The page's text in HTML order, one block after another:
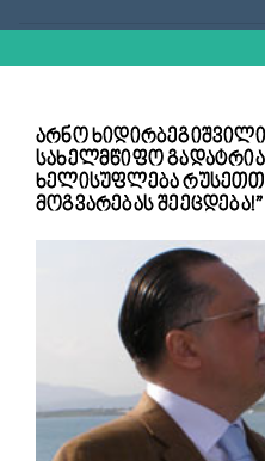
არნო
სახელმწიფო
ხელისუფლება
მოგვარებას შეეცდება!”